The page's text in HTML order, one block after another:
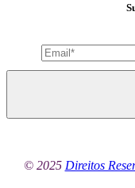
© 2025 Direitos